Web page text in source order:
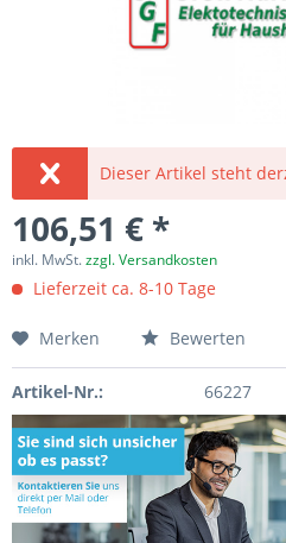
Dieser Artikel steht
106,51 € *
inkl. MwSt.zzgl. Versandkosten
Lieferzeit ca. 8-10 Tage
Merken Bewerten
Artikel-Nr.: 66227